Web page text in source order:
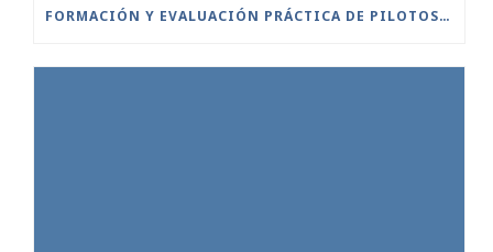
FORMACIÓN Y EVALUACIÓN PRÁCTICA DE PILOTOS A DISTANCIA ESCENARIOS ESTÁNDAR